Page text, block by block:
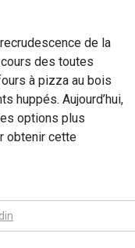
de la
des toutes
à pizza au bois
huppés. Aujourd’hui,
options plus
obtenir cette